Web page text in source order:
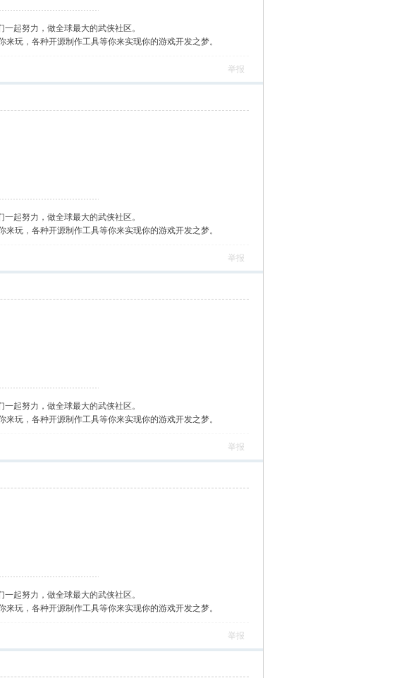
起努力，做全球最大的武侠社区。
玩，各种开源制作工具等你来实现你的游戏开发之梦。
举报
起努力，做全球最大的武侠社区。
玩，各种开源制作工具等你来实现你的游戏开发之梦。
举报
起努力，做全球最大的武侠社区。
玩，各种开源制作工具等你来实现你的游戏开发之梦。
举报
起努力，做全球最大的武侠社区。
玩，各种开源制作工具等你来实现你的游戏开发之梦。
举报